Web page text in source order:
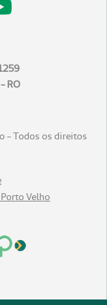
RO
- Todos os direitos
Velho